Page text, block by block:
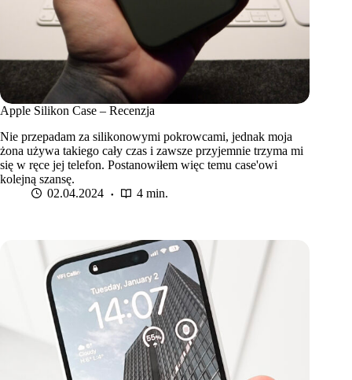
Apple Silikon Case – Recenzja
Nie przepadam za silikonowymi pokrowcami, jednak moja
żona używa takiego cały czas i zawsze przyjemnie trzyma mi
się w ręce jej telefon. Postanowiłem więc temu case'owi
kolejną szansę.
02.04.2024
4 min.